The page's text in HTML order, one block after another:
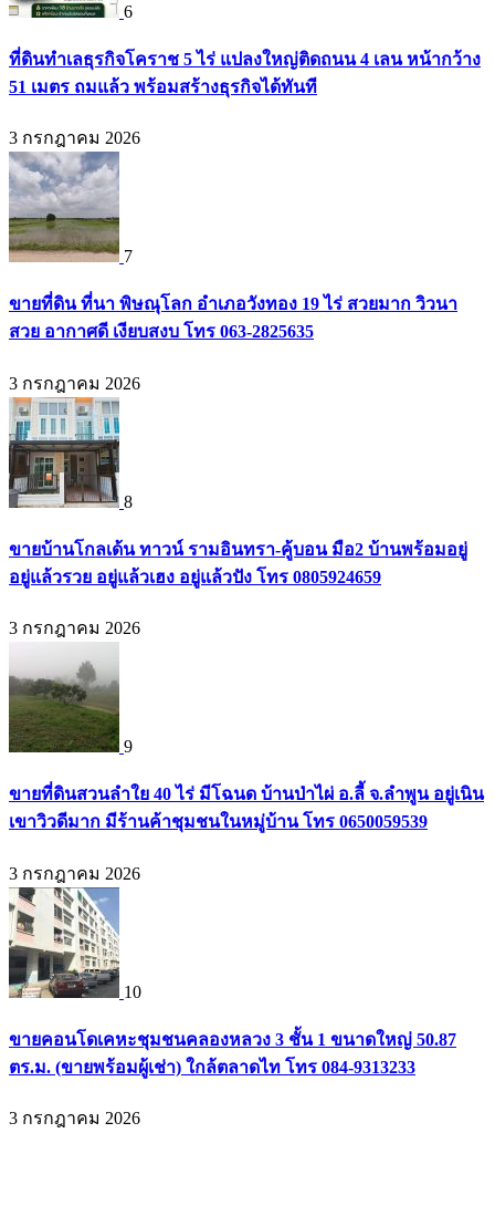
6
ที่ดินทำเลธุรกิจโคราช 5 ไร่ แปลงใหญ่ติดถนน 4 เลน หน้ากว้าง
51 เมตร ถมแล้ว พร้อมสร้างธุรกิจได้ทันที
3 กรกฎาคม 2026
7
ขายที่ดิน ที่นา พิษณุโลก อำเภอวังทอง 19 ไร่ สวยมาก วิวนา
สวย อากาศดี เงียบสงบ โทร 063-2825635
3 กรกฎาคม 2026
8
ขายบ้านโกลเด้น ทาวน์ รามอินทรา-คู้บอน มือ2 บ้านพร้อมอยู่
อยู่แล้วรวย อยู่แล้วเฮง อยู่แล้วปัง โทร 0805924659
3 กรกฎาคม 2026
9
ขายที่ดินสวนลำใย 40 ไร่ มีโฉนด บ้านป่าไผ่ อ.ลี้ จ.ลำพูน อยู่เนิน
เขาวิวดีมาก มีร้านค้าชุมชนในหมู่บ้าน โทร 0650059539
3 กรกฎาคม 2026
10
ขายคอนโดเคหะชุมชนคลองหลวง 3 ชั้น 1 ขนาดใหญ่ 50.87
ตร.ม. (ขายพร้อมผู้เช่า) ใกล้ตลาดไท โทร 084-9313233
3 กรกฎาคม 2026